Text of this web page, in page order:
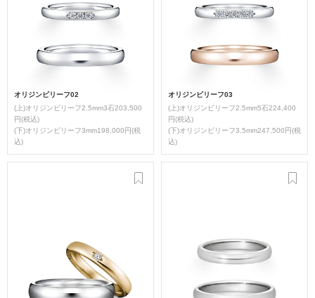
オリジンビリーフ02
(上)オリジンビリーフ2.5mm3石203,500
円(税込)
(下)オリジンビリーフ3mm198,000円(税
込)
オリジンビリーフ03
(上)オリジンビリーフ2.5mm5石224,400
円(税込)
(下)オリジンビリーフ3.5mm247,500円(税
込)